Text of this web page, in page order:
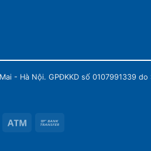
- Hà Nội. GPĐKKD số 0107991339 do